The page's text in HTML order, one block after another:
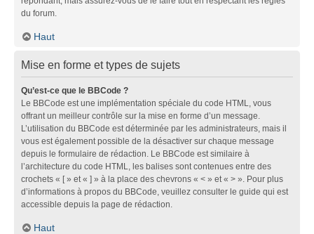
du forum.
Haut
Mise en forme et types de sujets
Qu’est-ce que le BBCode ?
Le BBCode est une implémentation spéciale du code HTML, vous
offrant un meilleur contrôle sur la mise en forme d’un message.
L’utilisation du BBCode est déterminée par les administrateurs, mais il
vous est également possible de la désactiver sur chaque message
depuis le formulaire de rédaction. Le BBCode est similaire à
l’architecture du code HTML, les balises sont contenues entre des
crochets « [ » et « ] » à la place des chevrons « < » et « > ». Pour plus
d’informations à propos du BBCode, veuillez consulter le guide qui est
accessible depuis la page de rédaction.
Haut